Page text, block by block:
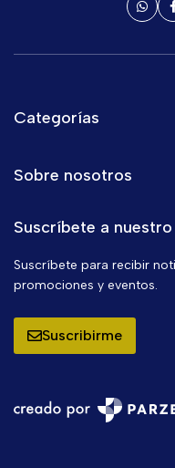
Categorías
Sobre nosotros
Suscríbete a
Suscríbete para recibir
promociones y eventos.
Suscribirme